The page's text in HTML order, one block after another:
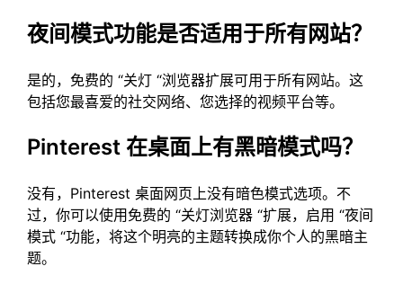
夜间模式功能是否适用于所有网站？
是的，免费的 “关灯 “浏览器扩展可用于所有网站。这
包括您最喜爱的社交网络、您选择的视频平台等。
Pinterest 在桌面上有黑暗模式吗？
没有，Pinterest 桌面网页上没有暗色模式选项。不
过，你可以使用免费的 “关灯浏览器 “扩展，启用 “夜间
模式 “功能，将这个明亮的主题转换成你个人的黑暗主
题。